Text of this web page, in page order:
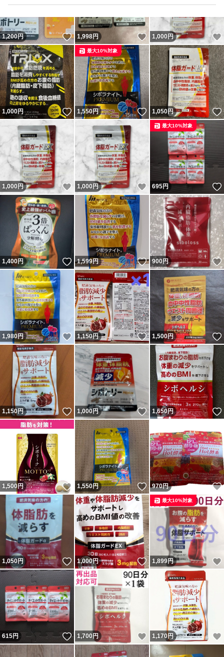
1,200円 いいね！
1,998円 いいね！
1,000 円
1,000円 いいね！
1,550円 いいね！
最大10%対象
1,050円
1,000 円 いいね！
1,000 円 いいね！
695円
最大10%対象
1,400円 いいね！
1,599円 いいね！
900円
1,980円 いいね！
1,150円 いいね！
1,500円
1,150円 いいね！
1,000円 いいね！
1,650円
1,500円 いいね！
1,550円 いいね！
970円
1,050円 いいね！
1,000円 いいね！
1,899円
最大10%対象
615円 いいね！
1,700円 いいね！
1,170円